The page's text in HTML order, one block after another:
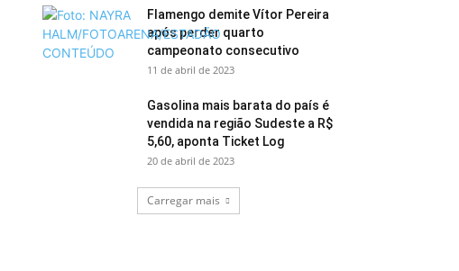
Flamengo demite Vítor Pereira
após perder quarto
campeonato consecutivo
11 de abril de 2023
Gasolina mais barata do país é
vendida na região Sudeste a R$
5,60, aponta Ticket Log
20 de abril de 2023
Carregar mais